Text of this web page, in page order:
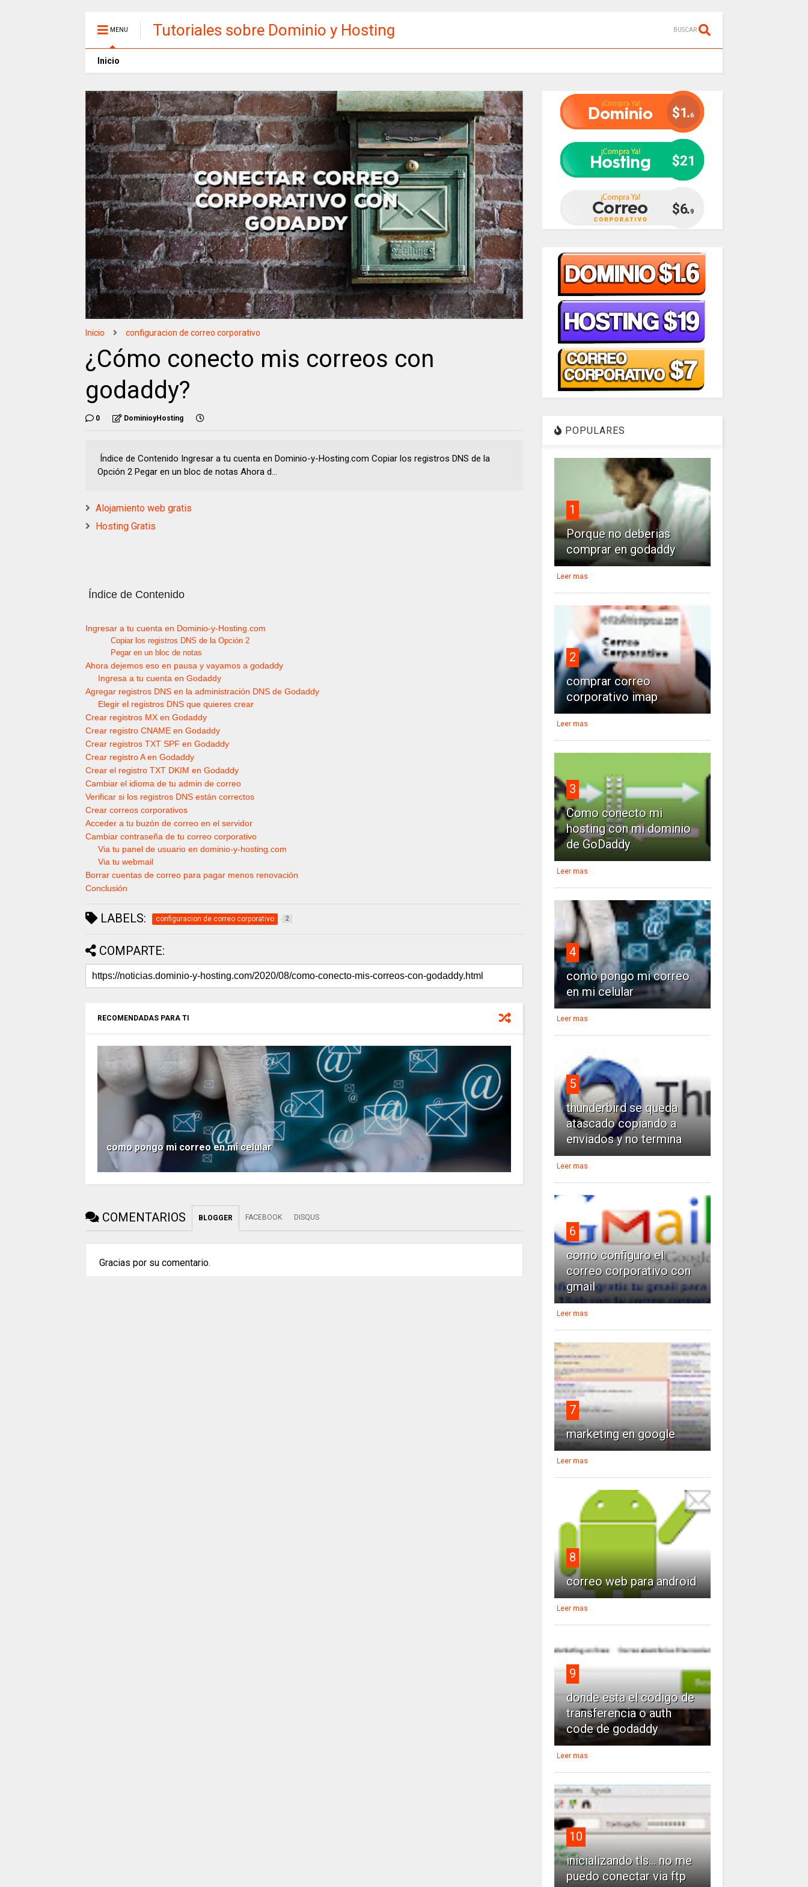
MENU Tutoriales sobre Dominio y Hosting BUSCAR
Inicio
Inicio configuracion de correo corporativo
¿Cómo conecto mis correos con
godaddy?
0 DominioyHosting
Índice de Contenido Ingresar a tu cuenta en Dominio-y-Hosting.com Copiar los registros DNS de la
Opción 2 Pegar en un bloc de notas Ahora d...
Alojamiento web gratis
Hosting Gratis
Índice de Contenido
Ingresar a tu cuenta en Dominio-y-Hosting.com
Copiar los registros DNS de la Opción 2
Pegar en un bloc de notas
Ahora dejemos eso en pausa y vayamos a godaddy
Ingresa a tu cuenta en Godaddy
Agregar registros DNS en la administración DNS de Godaddy
Elegir el registros DNS que quieres crear
Crear registros MX en Godaddy
Crear registro CNAME en Godaddy
Crear registros TXT SPF en Godaddy
Crear registro A en Godaddy
Crear el registro TXT DKIM en Godaddy
Cambiar el idioma de tu admin de correo
Verificar si los registros DNS están correctos
Crear correos corporativos
Acceder a tu buzón de correo en el servidor
Cambiar contraseña de tu correo corporativo
Via tu panel de usuario en dominio-y-hosting.com
Via tu webmail
Borrar cuentas de correo para pagar menos renovación
Conclusión
LABELS: configuracion de correo corporativo 2
COMPARTE:
RECOMENDADAS PARA TI
como pongo mi correo en mi celular
COMENTARIOS BLOGGER FACEBOOK DISQUS
Gracias por su comentario.
POPULARES
1
Porque no deberias
comprar en godaddy
Leer mas
2
comprar correo
corporativo imap
Leer mas
3
Como conecto mi
hosting con mi dominio
de GoDaddy
Leer mas
4
como pongo mi correo
en mi celular
Leer mas
5
thunderbird se queda
atascado copiando a
enviados y no termina
Leer mas
6
como configuro el
correo corporativo con
gmail
Leer mas
7
marketing en google
Leer mas
8
correo web para android
Leer mas
9
donde esta el codigo de
transferencia o auth
code de godaddy
Leer mas
10
inicializando tls... no me
puedo conectar via ftp